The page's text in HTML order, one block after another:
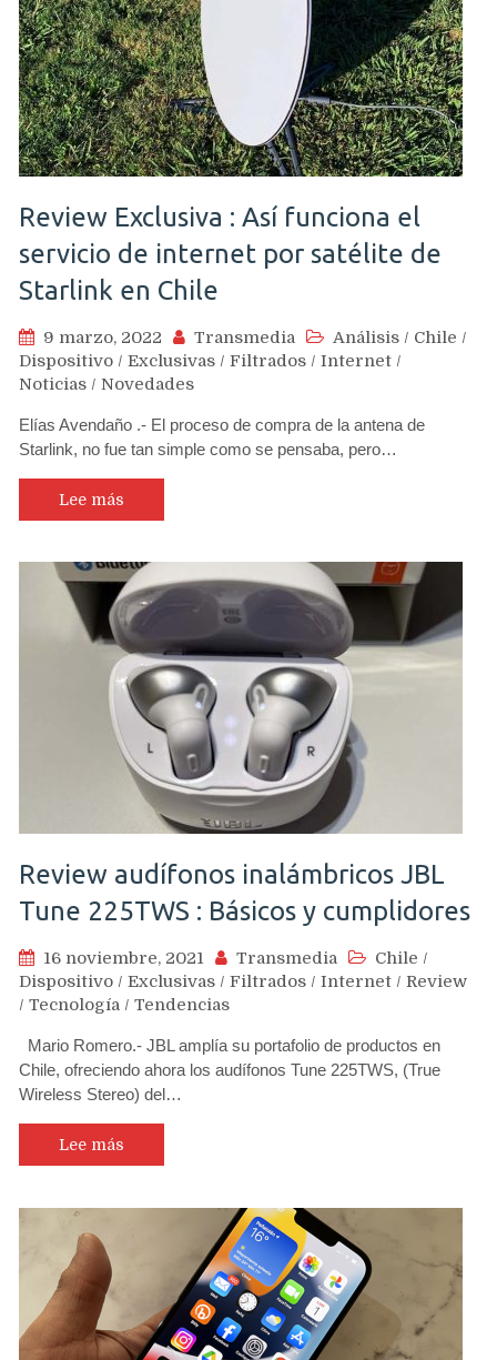
Review Exclusiva : Así funciona el
servicio de internet por satélite de
Starlink en Chile
9 marzo, 2022 Transmedia Análisis / Chile /
Dispositivo / Exclusivas / Filtrados / Internet /
Noticias / Novedades
Elías Avendaño .- El proceso de compra de la antena de
Starlink, no fue tan simple como se pensaba, pero…
Lee más
Review audífonos inalámbricos JBL
Tune 225TWS : Básicos y cumplidores
16 noviembre, 2021 Transmedia Chile /
Dispositivo / Exclusivas / Filtrados / Internet / Review
/ Tecnología / Tendencias
Mario Romero.- JBL amplía su portafolio de productos en
Chile, ofreciendo ahora los audífonos Tune 225TWS, (True
Wireless Stereo) del…
Lee más